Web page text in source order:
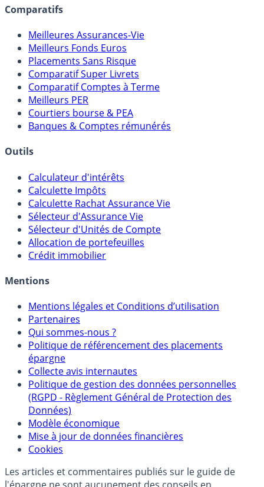
Comparatifs
Meilleures Assurances-Vie
Meilleurs Fonds Euros
Placements Sans Risque
Comparatif Super Livrets
Comparatif Comptes à Terme
Meilleurs PER
Courtiers bourse & PEA
Banques & Comptes rémunérés
Outils
Calculateur d'intérêts
Calculette Impôts
Calculette Rachat Assurance Vie
Sélecteur d'Assurance Vie
Sélecteur d'Unités de Compte
Allocation de portefeuilles
Crédit immobilier
Mentions
Mentions légales et Conditions d’utilisation
Partenaires
Qui sommes-nous ?
Politique de référencement des placements
épargne
Collecte avis internautes
Politique de gestion des données personnelles
(RGPD - Règlement Général de Protection des
Données)
Modèle économique
Mise à jour de données financières
Cookies
Les articles et commentaires publiés sur le guide de